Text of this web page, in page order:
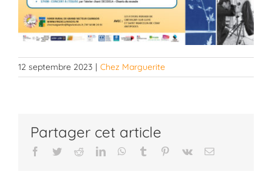
12 septembre 2023 | Chez Marguerite
Partager cet article
Facebook
TwitterRedditLinkedInWhatsApp
Tumblr Pinterest
Vk Email